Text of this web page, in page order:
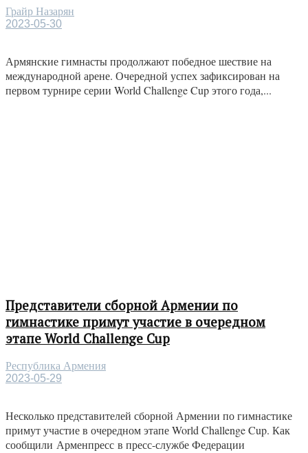
Грайр Назарян
2023-05-30
Армянские гимнасты продолжают победное шествие на
международной арене. Очередной успех зафиксирован на
первом турнире серии World Challenge Cup этого года,...
Представители сборной Армении по
гимнастике примут участие в очередном
этапе World Challenge Cup
Республика Армения
2023-05-29
Несколько представителей сборной Армении по гимнастике
примут участие в очередном этапе World Challenge Cup. Как
сообщили Арменпресс в пресс-службе Федерации